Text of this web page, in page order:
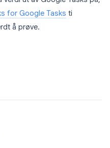
for Google Tasks ti
å prøve.